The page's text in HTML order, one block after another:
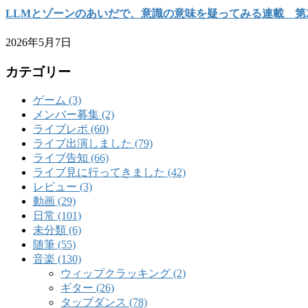
LLMとゾーンのあいだで、意識の意味を疑ってみる連載 第
2026年5月7日
カテゴリー
ゲーム (3)
メンバー募集 (2)
ライブレポ (60)
ライブ出演しました (79)
ライブ告知 (66)
ライブ見に行ってきました (42)
レビュー (3)
動画 (29)
日常 (101)
未分類 (6)
随筆 (55)
音楽 (130)
ウィップクラッキング (2)
ギター (26)
タップダンス (78)